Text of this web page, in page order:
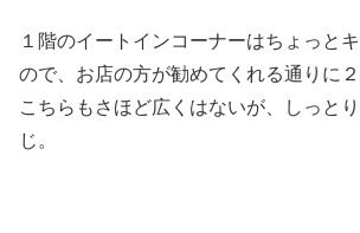
１階のイートインコーナーはちょっと
ので、お店の方が勧めてくれる通りに２
こちらもさほど広くはないが、しっと
じ。